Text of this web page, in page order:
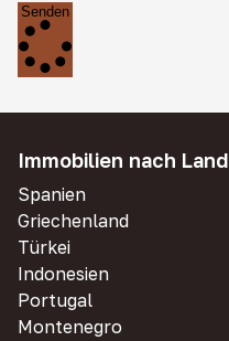
Senden
Immobilien nach Land
Spanien
Griechenland
Türkei
Indonesien
Portugal
Montenegro